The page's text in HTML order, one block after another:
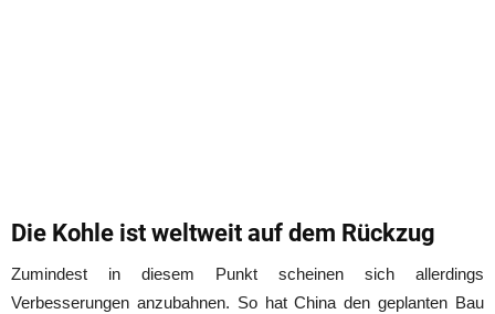
Die Kohle ist weltweit auf dem Rückzug
Zumindest in diesem Punkt scheinen sich allerdings
Verbesserungen anzubahnen. So hat China den geplanten Bau